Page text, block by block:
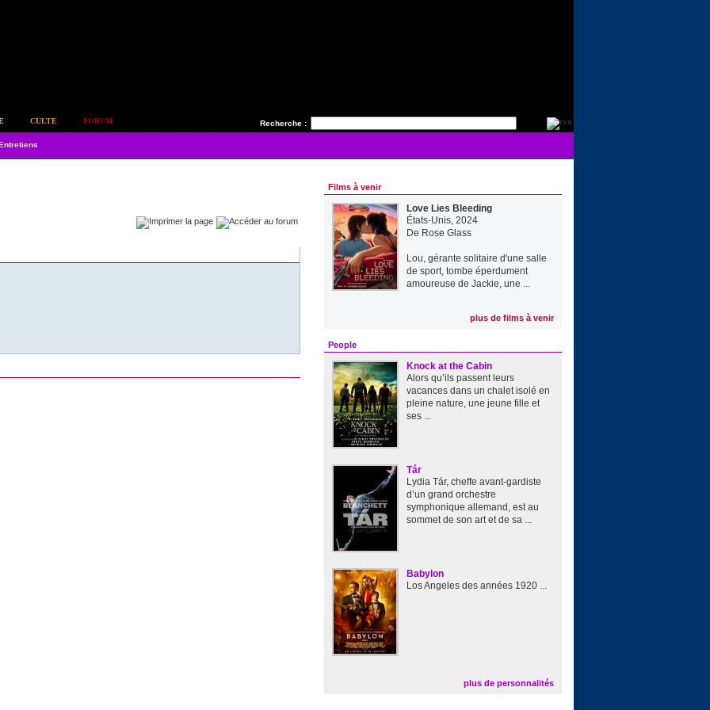
Recherche :
CULTE FORUM
Films à venir
Love Lies Bleeding
États-Unis, 2024
De Rose Glass
Lou, gérante solitaire d'une salle
de sport, tombe éperdument
amoureuse de Jackie, une ...
plus de films à venir
People
Knock at the Cabin
Alors qu’ils passent leurs
vacances dans un chalet isolé en
pleine nature, une jeune fille et
ses ...
Tár
Lydia Tár, cheffe avant-gardiste
d’un grand orchestre
symphonique allemand, est au
sommet de son art et de sa ...
Babylon
Los Angeles des années 1920 ...
plus de personnalités